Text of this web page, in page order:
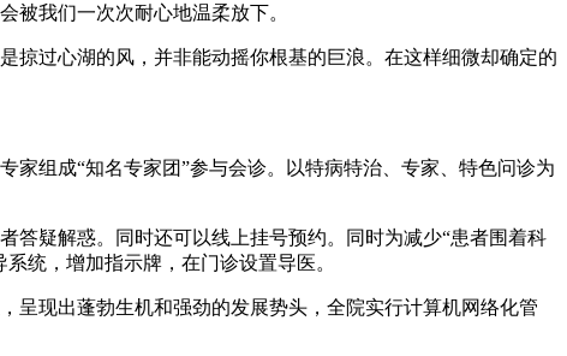
被我们一次次耐心地温柔放下。
过心湖的风，并非能动摇你根基的巨浪。在这样细微却确定的
家组成“知名专家团”参与会诊。以特病特治、专家、特色问诊为
疑解惑。同时还可以线上挂号预约。同时为减少“患者围着科
统，增加指示牌，在门诊设置导医。
现出蓬勃生机和强劲的发展势头，全院实行计算机网络化管